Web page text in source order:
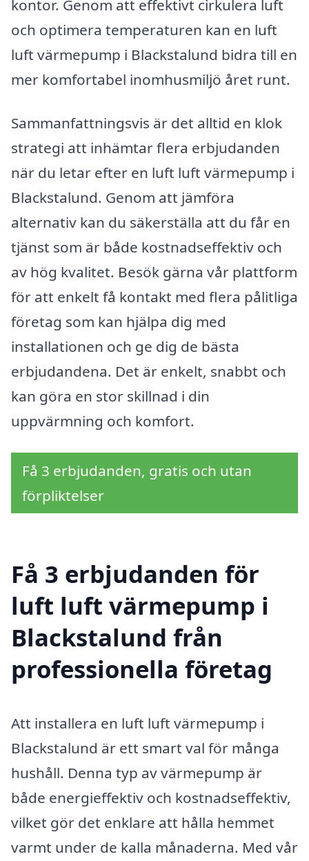
kontor. Genom att effektivt cirkulera luft
och optimera temperaturen kan en luft
luft värmepump i Blackstalund bidra till en
mer komfortabel inomhusmiljö året runt.
Sammanfattningsvis är det alltid en klok
strategi att inhämtar flera erbjudanden
när du letar efter en luft luft värmepump i
Blackstalund. Genom att jämföra
alternativ kan du säkerställa att du får en
tjänst som är både kostnadseffektiv och
av hög kvalitet. Besök gärna vår plattform
för att enkelt få kontakt med flera pålitliga
företag som kan hjälpa dig med
installationen och ge dig de bästa
erbjudandena. Det är enkelt, snabbt och
kan göra en stor skillnad i din
uppvärmning och komfort.
Få 3 erbjudanden, gratis och utan
förpliktelser
Få 3 erbjudanden för
luft luft värmepump i
Blackstalund från
professionella företag
Att installera en luft luft värmepump i
Blackstalund är ett smart val för många
hushåll. Denna typ av värmepump är
både energieffektiv och kostnadseffektiv,
vilket gör det enklare att hålla hemmet
varmt under de kalla månaderna. Med vår